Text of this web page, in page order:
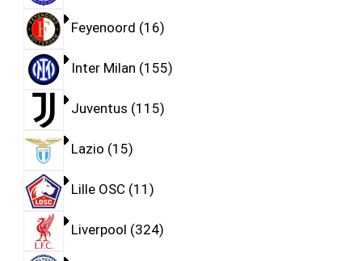
Feyenoord 16
Inter Milan 155
Juventus 115
Lazio 15
Lille OSC 11
Liverpool 324